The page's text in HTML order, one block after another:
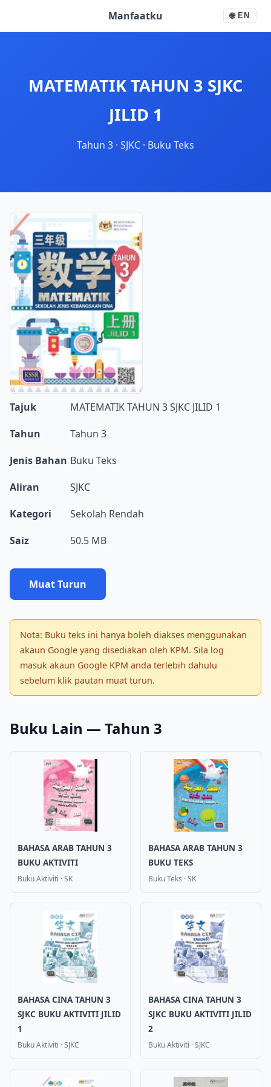
Manfaatku 🌐 EN
MATEMATIK TAHUN 3 SJKC
JILID 1
Tahun 3 · SJKC · Buku Teks
Tajuk
MATEMATIK TAHUN 3 SJKC JILID 1
Tahun
Tahun 3
Jenis Bahan Buku Teks
Aliran
SJKC
Kategori
Sekolah Rendah
Saiz
50.5 MB
Muat Turun
Nota: Buku teks ini hanya boleh diakses menggunakan
akaun Google yang disediakan oleh KPM. Sila log
masuk akaun Google KPM anda terlebih dahulu
sebelum klik pautan muat turun.
Buku Lain — Tahun 3
BAHASA ARAB TAHUN 3
BUKU AKTIVITI
Buku Aktiviti ·SK
BAHASA ARAB TAHUN 3
BUKU TEKS
Buku Teks ·SK
BAHASA CINA TAHUN 3
SJKC BUKU AKTIVITI JILID
1
Buku Aktiviti ·SJKC
BAHASA CINA TAHUN 3
SJKC BUKU AKTIVITI JILID
2
Buku Aktiviti ·SJKC